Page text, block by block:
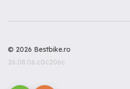
© 2026 Bestbike.ro
26.08.06.c0c206c